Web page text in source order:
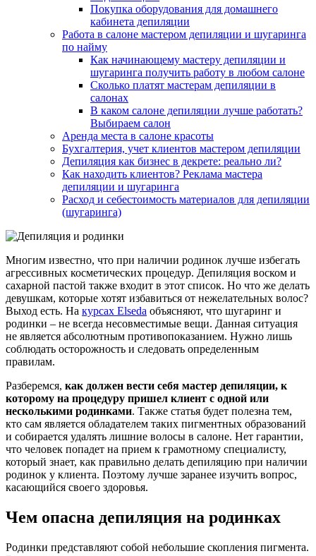
Покупка оборудования для домашнего
кабинета депиляции
Работа в салоне мастером депиляции и шугаринга
по найму
Как начинающему мастеру депиляции и
шугаринга получить работу в любом салоне
Сколько платят мастерам депиляции в
салонах
В каком салоне депиляции лучше работать?
Выбираем салон
Аренда места в салоне красоты
Бухгалтерия, учет клиентов мастером депиляции
Депиляция как бизнес в декрете: реально ли?
Как находить клиентов? Реклама мастера
депиляции и шугаринга
Расход и себестоимость материалов для депиляции
(шугаринга)
Многим известно, что при наличии родинок лучше избегать
агрессивных косметических процедур. Депиляция воском и
сахарной пастой также входит в этот список. Но что же делать
девушкам, которые хотят избавиться от нежелательных волос?
Выход есть. На курсах Elseda объясняют, что шугаринг и
родинки – не всегда несовместимые вещи. Данная ситуация
не является абсолютным противопоказанием. Нужно лишь
соблюдать осторожность и следовать определенным
правилам.
Разберемся, как должен вести себя мастер депиляции, к
которому на процедуру пришел клиент с одной или
несколькими родинками. Также статья будет полезна тем,
кто сам является обладателем таких пигментных образований
и собирается удалять лишние волосы в салоне. Нет гарантии,
что человек попадет на прием к грамотному специалисту,
который знает, как правильно делать депиляцию при наличии
родинок у клиента. Поэтому лучше заранее изучить вопрос,
касающийся своего здоровья.
Чем опасна депиляция на родинках
Родинки представляют собой небольшие скопления пигмента.